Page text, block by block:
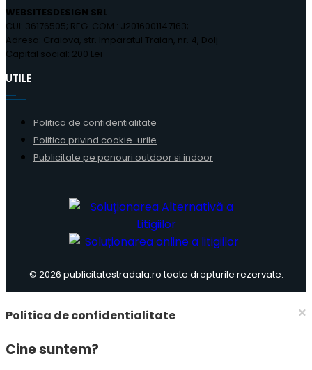
WEBSITESDESIGN SRL
CUI: 36176505; REG. COM.: J2016001147163;
Adresa: Craiova, str. Imparatul Traian, nr. 4, Dolj
Capital social: 200 Lei
UTILE
Politica de confidentialitate
Politica privind cookie-urile
Publicitate pe panouri outdoor si indoor
© 2026 publicitatestradala.ro toate drepturile rezervate.
×
Politica de confidentialitate
Cine suntem?